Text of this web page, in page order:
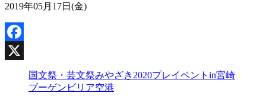
2019年05月17日(金)
Facebook
国文祭・芸文祭みやざき2020プレイベントin宮崎
ブーゲンビリア空港